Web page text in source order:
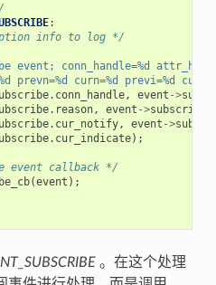
:
info to log */
event; conn_handle=%d
prevn=%d curn=%d previ=%d
. conn_handle, event ->
. reason, event ->subscribe
. cur_notify, event ->
. cur_indicate);
event callback */
(event );
。在这个处理